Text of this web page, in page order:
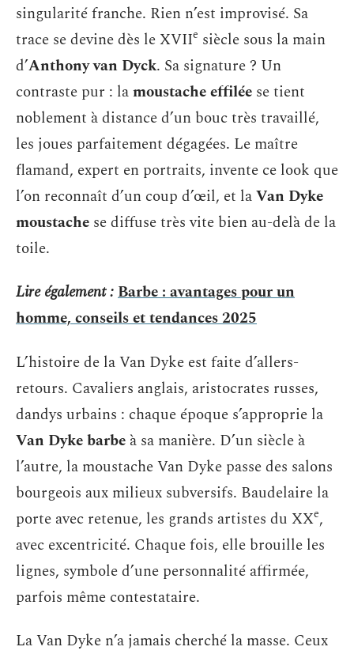
singularité franche. Rien n’est improvisé. Sa
trace se devine dès le XVIIe siècle sous la main
d’Anthony van Dyck. Sa signature ? Un
contraste pur : lamoustache effilée se tient
noblement à distance d’un bouc très travaillé,
les joues parfaitement dégagées. Le maître
flamand, expert en portraits, invente ce look que
l’on reconnaît d’un coup d’œil, et laVan Dyke
moustache se diffuse très vite bien au-delà de la
toile.
Lire également :Barbe : avantages pour un
homme, conseils et tendances 2025
L’histoire de la Van Dyke est faite d’allers-
retours. Cavaliers anglais, aristocrates russes,
dandys urbains : chaque époque s’approprie la
Van Dyke barbe à sa manière. D’un siècle à
l’autre, la moustache Van Dyke passe des salons
bourgeois aux milieux subversifs. Baudelaire la
porte avec retenue, les grands artistes du XXe,
avec excentricité. Chaque fois, elle brouille les
lignes, symbole d’une personnalité affirmée,
parfois même contestataire.
La Van Dyke n’a jamais cherché la masse. Ceux